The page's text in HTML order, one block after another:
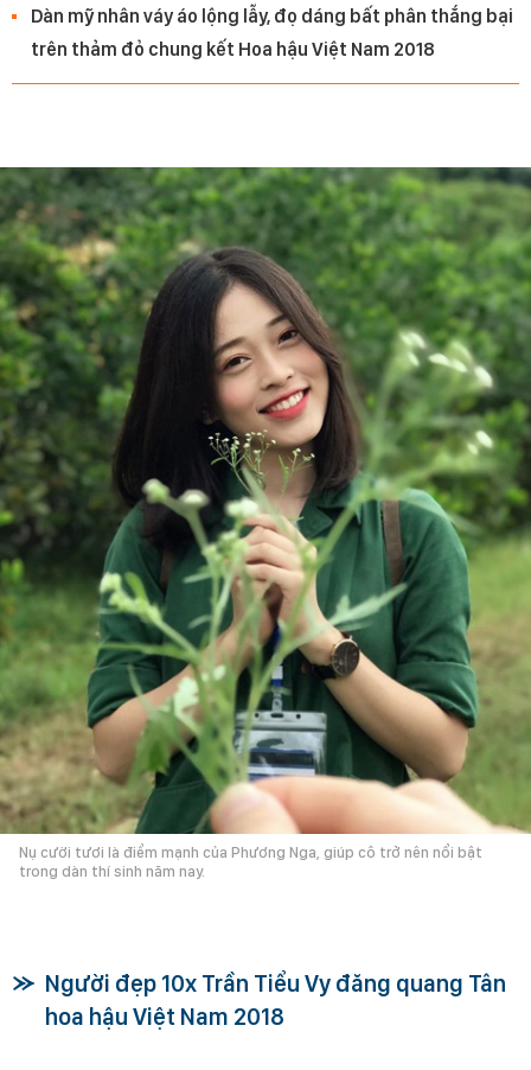
Dàn mỹ nhân váy áo lộng lẫy, đọ dáng bất phân thắng bại
trên thảm đỏ chung kết Hoa hậu Việt Nam 2018
Nụ cười tươi là điểm mạnh của Phương Nga, giúp cô trở nên nổi bật
trong dàn thí sinh năm nay.
Người đẹp 10x Trần Tiểu Vy đăng quang Tân
hoa hậu Việt Nam 2018